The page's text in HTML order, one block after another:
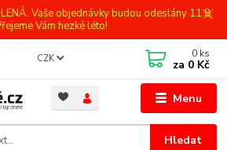
Vaše objednávky budou odeslány 11.8.
Vám hezké léto!
Menu
CZK
Hledat
0 ks
za 0 Kč